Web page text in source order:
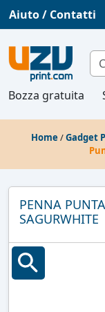
Aiuto / Contatti
Bozza gratuita
Home /Gadget
PENNA
SAGURWHITE